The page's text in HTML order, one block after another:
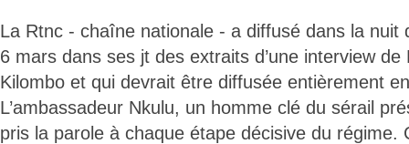
La Rtnc - chaîne nationale - a diffusé dans la nuit
6 mars dans ses jt des extraits d’une interview
Kilombo et qui devrait être diffusée entièrement
L’ambassadeur Nkulu, un homme clé du sérail
pris la parole à chaque étape décisive du régime.